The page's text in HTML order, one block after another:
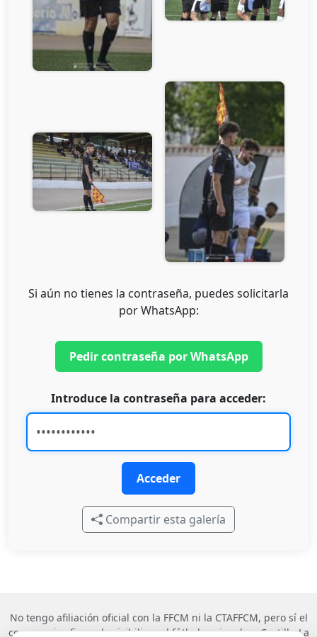
Si aún no tienes la contraseña, puedes solicitarla
por WhatsApp:
Pedir contraseña por WhatsApp
Introduce la contraseña para acceder:
Acceder
Compartir esta galería
No tengo afiliación oficial con la FFCM ni la CTAFFCM, pero sí el
compromiso firme de visibilizar el fútbol regional en Castilla-La